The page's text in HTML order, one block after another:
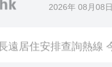
2026年 08月08日
遠居住安排查詢熱線